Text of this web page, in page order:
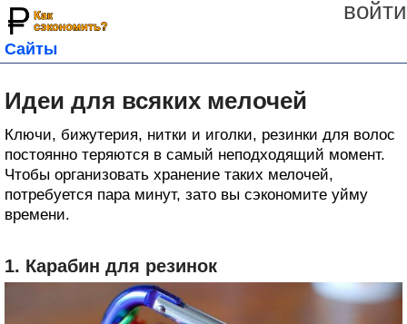
войти
Сайты
Идеи для всяких мелочей
Ключи, бижутерия, нитки и иголки, резинки для волос
постоянно теряются в самый неподходящий момент.
Чтобы организовать хранение таких мелочей,
потребуется пара минут, зато вы сэкономите уйму
времени.
1. Карабин для резинок